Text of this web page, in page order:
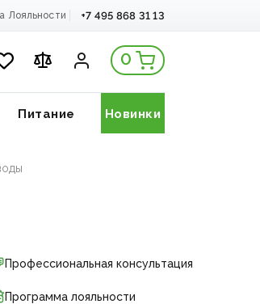
Лояльности +7 495 868 31 13
0
Питание Новинки
Профессиональная консультация
Программа лояльности